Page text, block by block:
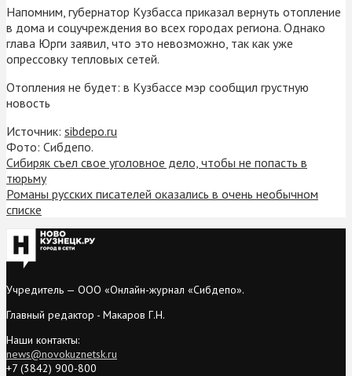
Напомним, губернатор Кузбасса приказал вернуть отопление
в дома и соцучреждения во всех городах региона. Однако
глава Юрги заявил, что это невозможно, так как уже
опрессовку тепловых сетей.
Отопления не будет: в Кузбассе мэр сообщил грустную
новость
Источник: sibdepo.ru
Фото: Сибдепо.
Сибиряк съел свое уголовное дело, чтобы не попасть в
тюрьму
Романы русских писателей оказались в очень необычном
списке
Учредитель — ООО «Онлайн-журнал «Сибдепо».
Главный редактор - Макаров Г.Н.
Наши контакты:
news@novokuznetsk.ru
+7 (3842) 900-800